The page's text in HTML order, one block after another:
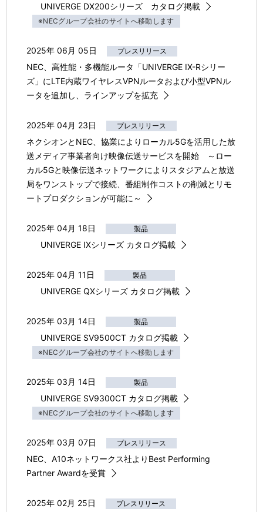
UNIVERGE DX200シリーズ カタログ掲載
※NECグループ会社のサイトへ移動します
2025年 06月 05日 プレスリリース
NEC、高性能・多機能ルータ「UNIVERGE IX-Rシリー
ズ」にLTE内蔵ワイヤレスVPNルータおよび小型VPNル
ータを追加し、ラインアップを拡充
2025年 04月 23日 プレスリリース
ネクシオンとNEC、協業によりローカル5Gを活用した放
送メディア事業者向け映像伝送サービスを開始 ～ロー
カル5Gと映像伝送ネットワークによりスタジアムと放送
局をワンストップで接続、番組制作コストの削減とリモ
ートプロダクションが可能に～
2025年 04月 18日 製品
UNIVERGE IXシリーズ カタログ掲載
2025年 04月 11日 製品
UNIVERGE QXシリーズ カタログ掲載
2025年 03月 14日 製品
UNIVERGE SV9500CT カタログ掲載
※NECグループ会社のサイトへ移動します
2025年 03月 14日 製品
UNIVERGE SV9300CT カタログ掲載
※NECグループ会社のサイトへ移動します
2025年 03月 07日 プレスリリース
NEC、A10ネットワークス社よりBest Performing
Partner Awardを受賞
2025年 02月 25日 プレスリリース